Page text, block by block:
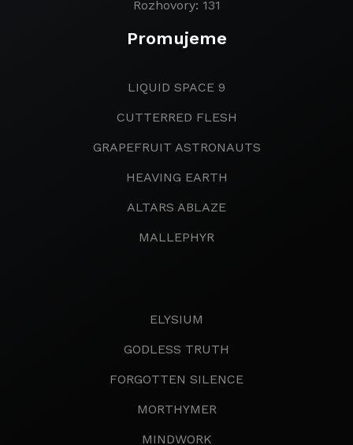
Rozhovory: 131
Promujeme
LIQUID SPACE 9
CUTTERRED FLESH
GRAPEFRUIT ASTRONAUTS
HEAVING EARTH
ALTARS ABLAZE
MALLEPHYR
ELYSIUM
GODLESS TRUTH
FORGOTTEN SILENCE
MORTHYMER
MINDWORK